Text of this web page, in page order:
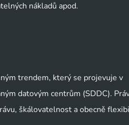
nákladů apod.
trendem, který se projevuje v
datovým centrům (SDDC).
škálovatelnost a obecně